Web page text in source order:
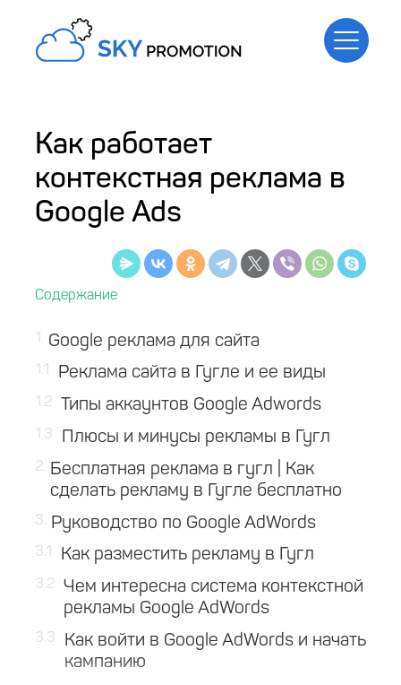
Как работает
контекстная реклама в
Google Ads
1 Google реклама для сайта
1.1 Реклама сайта в Гугле и ее виды
1.2 Типы аккаунтов Google Adwords
1.3 Плюсы и минусы рекламы в Гугл
2
Бесплатная реклама в гугл | Как
сделать рекламу в Гугле бесплатно
3 Руководство по Google AdWords
3.1 Как разместить рекламу в Гугл
3.2
Чем интересна система контекстной
рекламы Google AdWords
3.3
Как войти в Google AdWords и начать
кампанию